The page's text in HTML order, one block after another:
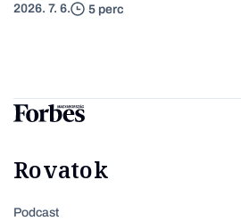
2026. 7. 6. 5 perc
Rovatok
Podcast